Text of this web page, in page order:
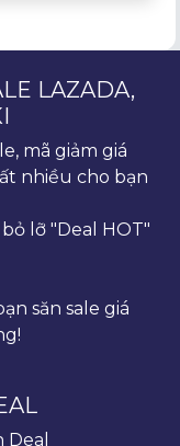
LAZADA,
mã giảm giá
nhiều cho bạn
lỡ "Deal HOT"
săn sale giá
Deal